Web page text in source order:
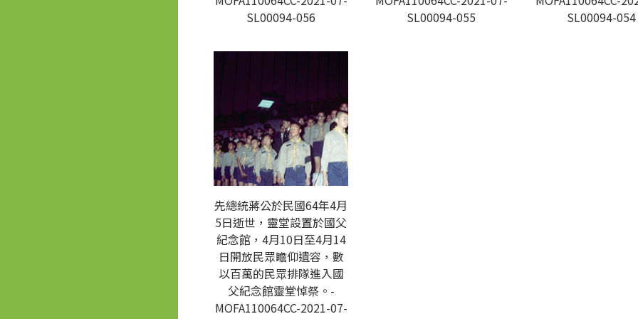
SL00094-056
SL00094-055
SL00094-054
先總統蔣公於民國64年4月
5日逝世，靈堂設置於國父
紀念館，4月10日至4月14
日開放民眾瞻仰遺容，數
以百萬的民眾排隊進入國
父紀念館靈堂悼祭。-
MOFA110064CC-2021-07-